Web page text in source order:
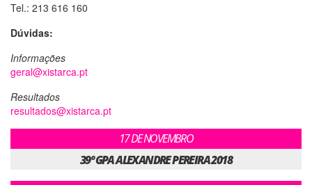
Tel.: 213 616 160
Dúvidas:
Informações
geral@xistarca.pt
Resultados
resultados@xistarca.pt
17 DE NOVEMBRO
39º GPA ALEXANDRE PEREIRA 2018